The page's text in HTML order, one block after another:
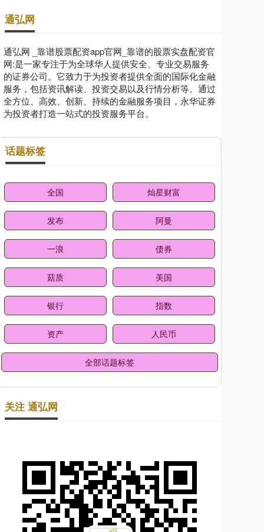
通弘网
通弘网 _靠谱股票配资app官网_靠谱的股票实盘配资官
网:是一家专注于为全球华人提供安全、专业交易服务
的证券公司。它致力于为投资者提供全面的国际化金融
服务，包括资讯解读、投资交易以及行情分析等。通过
全方位、高效、创新、持续的金融服务项目，永华证券
为投资者打造一站式的投资服务平台。
话题标签
全国 灿星财富
发布 阿曼
一浪 债券
菇质 美国
银行 指数
资产 人民币
全部话题标签
关注 通弘网